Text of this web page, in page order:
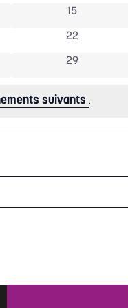
0 évènements
15
0 évènements
22
0 évènements
29
suivants .